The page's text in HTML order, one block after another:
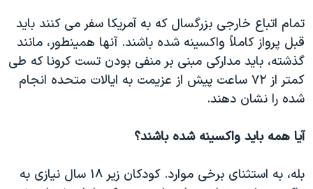
تمام اتباع خارجی بزرگسال که به آمریکا سفر می کنند باید
قبل پرواز کاملاً واکسینه شده باشند. آنها همینطور، مانند
گذشته، باید مدارکی مبنی بر منفی بودن تست کرونا که طی
کمتر از ۷۲ ساعت پیش از عزیمت به ایالات متحده انجام
شده را نشان دهند.
آیا همه باید واکسینه شده باشند؟
بله، به استثنای برخی موارد. کودکان زیر ۱۸ سال نیازی به